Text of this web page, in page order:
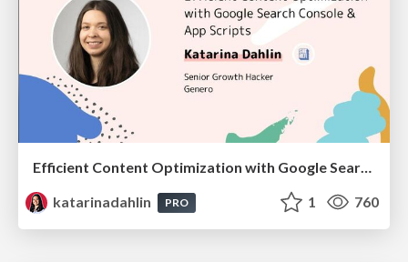
Efficient Content Optimization with Google Search Console & Apps Script
katarinadahlin
PRO 1 760